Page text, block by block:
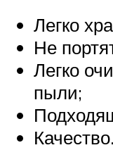
Легко
Не
Легко
пыли;
Качество.